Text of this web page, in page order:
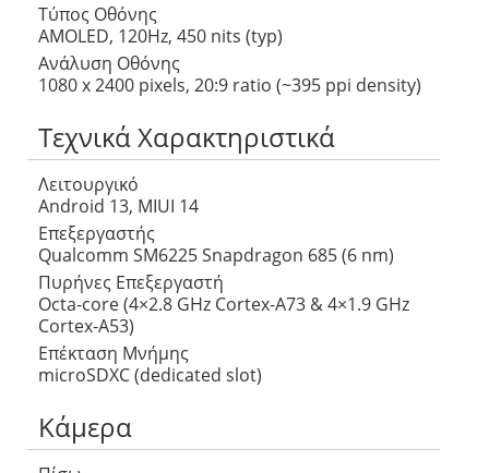
Τύπος Οθόνης
AMOLED, 120Hz, 450 nits (typ)
Ανάλυση Οθόνης
1080 x 2400 pixels, 20:9 ratio (~395 ppi density)
Τεχνικά Χαρακτηριστικά
Λειτουργικό
Android 13, MIUI 14
Επεξεργαστής
Qualcomm SM6225 Snapdragon 685 (6 nm)
Πυρήνες Επεξεργαστή
Octa-core (4×2.8 GHz Cortex-A73 & 4×1.9 GHz
Cortex-A53)
Επέκταση Μνήμης
microSDXC (dedicated slot)
Κάμερα